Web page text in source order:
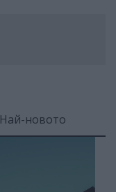
Най-новото